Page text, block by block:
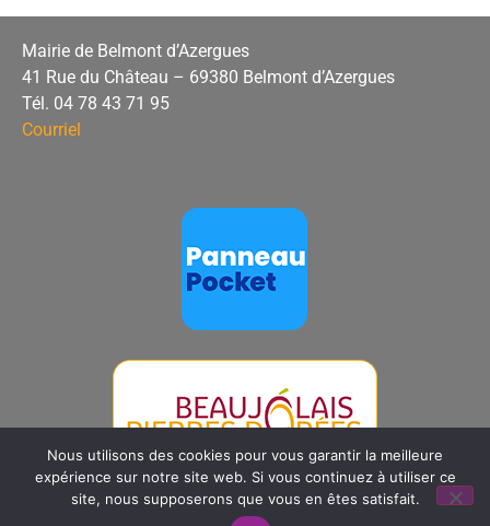
Mairie de Belmont d’Azergues
41 Rue du Château – 69380 Belmont d’Azergues
Tél. 04 78 43 71 95
Courriel
© ajccom 2024 – tous droits réservés
Nous utilisons des cookies pour vous garantir la meilleure
expérience sur notre site web. Si vous continuez à utiliser ce
site, nous supposerons que vous en êtes satisfait.